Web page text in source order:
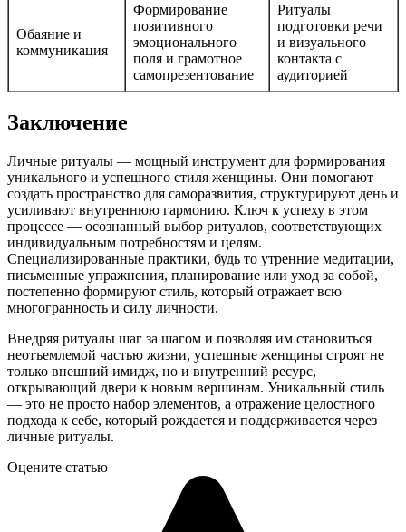
Обаяние и
коммуникация
Формирование
позитивного
эмоционального
поля и грамотное
самопрезентование
Ритуалы
подготовки речи
и визуального
контакта с
аудиторией
Заключение
Личные ритуалы — мощный инструмент для формирования
уникального и успешного стиля женщины. Они помогают
создать пространство для саморазвития, структурируют день и
усиливают внутреннюю гармонию. Ключ к успеху в этом
процессе — осознанный выбор ритуалов, соответствующих
индивидуальным потребностям и целям.
Специализированные практики, будь то утренние медитации,
письменные упражнения, планирование или уход за собой,
постепенно формируют стиль, который отражает всю
многогранность и силу личности.
Внедряя ритуалы шаг за шагом и позволяя им становиться
неотъемлемой частью жизни, успешные женщины строят не
только внешний имидж, но и внутренний ресурс,
открывающий двери к новым вершинам. Уникальный стиль
— это не просто набор элементов, а отражение целостного
подхода к себе, который рождается и поддерживается через
личные ритуалы.
Оцените статью